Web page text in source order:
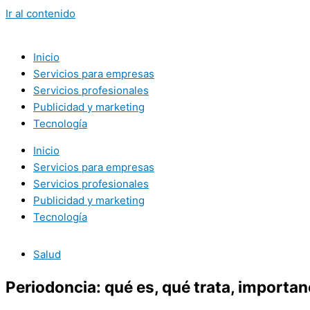
Ir al contenido
Inicio
Servicios para empresas
Servicios profesionales
Publicidad y marketing
Tecnología
Inicio
Servicios para empresas
Servicios profesionales
Publicidad y marketing
Tecnología
Salud
Periodoncia: qué es, qué trata,